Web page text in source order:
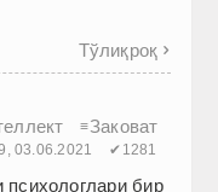
Тўлиқроқ 
≡Заковат
03.06.2021 ✔1281
психологлари бир